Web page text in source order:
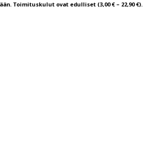
Toimituskulut ovat edulliset (3,00 € – 22,90 €).